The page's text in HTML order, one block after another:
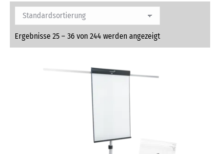
Ergebnisse 25 – 36 von 244 werden angezeigt